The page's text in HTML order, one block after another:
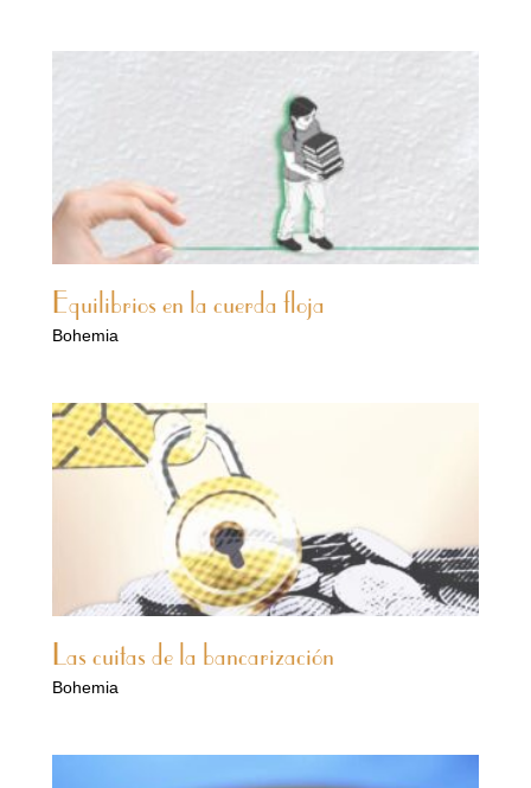
Equilibrios en la cuerda floja
Bohemia
Las cuitas de la bancarización
Bohemia